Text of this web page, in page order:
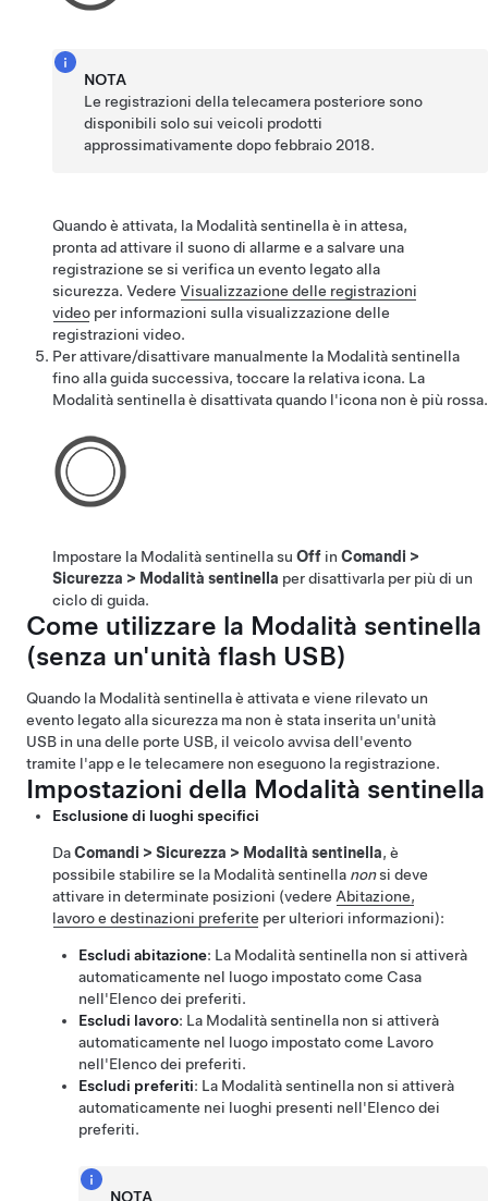
NOTA
Le registrazioni della telecamera posteriore sono
disponibili solo sui veicoli prodotti
approssimativamente dopo febbraio 2018.
Quando è attivata, la Modalità sentinella è in attesa,
pronta ad attivare il suono di allarme e a salvare una
registrazione se si verifica un evento legato alla
sicurezza. Vedere Visualizzazione delle registrazioni
video per informazioni sulla visualizzazione delle
registrazioni video.
Per attivare/disattivare manualmente la Modalità sentinella
fino alla guida successiva, toccare la relativa icona. La
Modalità sentinella è disattivata quando l'icona non è più rossa.
Impostare la Modalità sentinella su Off in Comandi >
Sicurezza > Modalità sentinella per disattivarla per più di un
ciclo di guida.
Come utilizzare la Modalità sentinella
(senza un'unità flash USB)
Quando la Modalità sentinella è attivata e viene rilevato un
evento legato alla sicurezza ma non è stata inserita un'unità
USB in una delle porte USB, il veicolo avvisa dell'evento
tramite l'app e le telecamere non eseguono la registrazione.
Impostazioni della Modalità sentinella
Esclusione di luoghi specifici
DaComandi > Sicurezza > Modalità sentinella, è
possibile stabilire se la Modalità sentinella nonsi deve
attivare in determinate posizioni (vedere Abitazione,
lavoro e destinazioni preferite per ulteriori informazioni):
Escludi abitazione: La Modalità sentinella non si attiverà
automaticamente nel luogo impostato come Casa
nell'Elenco dei preferiti.
Escludi lavoro: La Modalità sentinella non si attiverà
automaticamente nel luogo impostato come Lavoro
nell'Elenco dei preferiti.
Escludi preferiti: La Modalità sentinella non si attiverà
automaticamente nei luoghi presenti nell'Elenco dei
preferiti.
NOTA